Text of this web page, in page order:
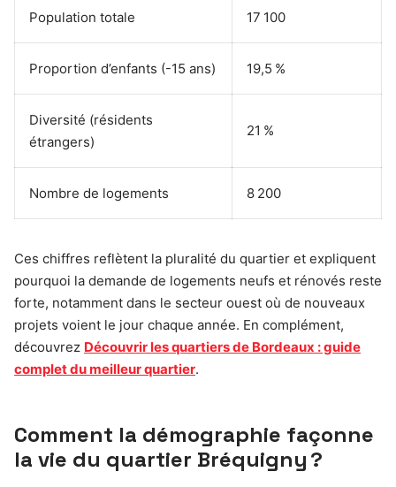
Population totale 17 100
Proportion d’enfants (-15 ans) 19,5 %
Diversité (résidents
étrangers)
21 %
Nombre de logements 8 200
Ces chiffres reflètent la pluralité du quartier et expliquent
pourquoi la demande de logements neufs et rénovés reste
forte, notamment dans le secteur ouest où de nouveaux
projets voient le jour chaque année. En complément,
découvrez Découvrir les quartiers de Bordeaux : guide
complet du meilleur quartier.
Comment la démographie façonne
la vie du quartier Bréquigny ?